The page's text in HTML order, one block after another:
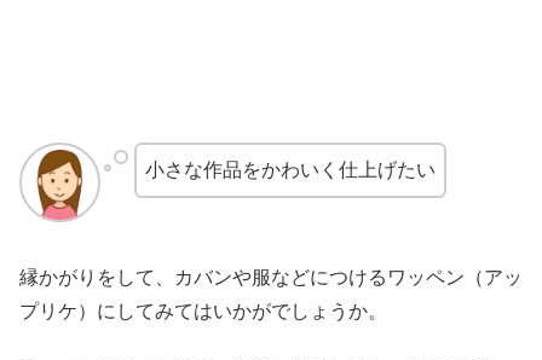
小さな作品をかわいく仕上げたい
縁かがりをして、カバンや服などにつけるワッペン（アッ
プリケ）にしてみてはいかがでしょうか。